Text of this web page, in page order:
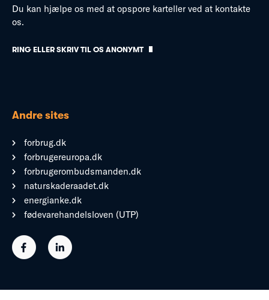
Du kan hjælpe os med at opspore karteller ved at kontakte
os.
RING ELLER SKRIV TIL OS ANONYMT
Andre sites
forbrug.dk
forbrugereuropa.dk
forbrugerombudsmanden.dk
naturskaderaadet.dk
energianke.dk
fødevarehandelsloven (UTP)